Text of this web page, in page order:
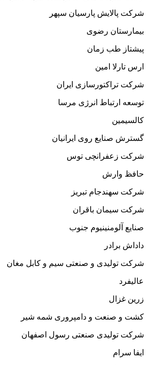
شرکت پالایش پارسیان سپهر
بیمارستان رضوی
پیشتاز طب زمان
ارس تارلا امین
شرکت تراکتورسازی ایران
توسعه ارتباط انرژی مرسا
کالسیمین
گسترش صنایع روی ایرانیان
شرکت زعفرانچی توس
حافظ وارش
شرکت سهندجام تبریز
شرکت سیمان باقران
صنایع آلومنینیوم جنوب
داداش برادر
شرکت تولیدی و صنعتی سیم و کابل مغان
عالیفرد
زرین غزال
کشت و صنعت و دامپروری شمه شیر
شرکت تولیدی صنعتی رسول اصفهان
ایفا سرام